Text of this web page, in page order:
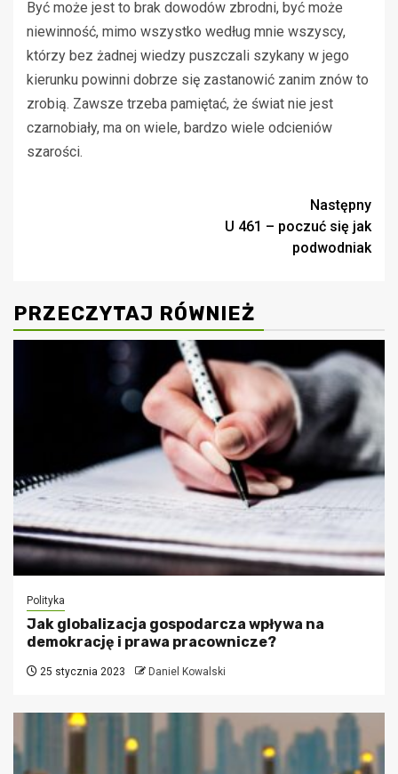
Być może jest to brak dowodów zbrodni, być może
niewinność, mimo wszystko według mnie wszyscy,
którzy bez żadnej wiedzy puszczali szykany w jego
kierunku powinni dobrze się zastanowić zanim znów to
zrobią. Zawsze trzeba pamiętać, że świat nie jest
czarnobiały, ma on wiele, bardzo wiele odcieniów
szarości.
Następny
U 461 – poczuć się jak
podwodniak
PRZECZYTAJ RÓWNIEŻ
Polityka
Jak globalizacja gospodarcza wpływa na
demokrację i prawa pracownicze?
25 stycznia 2023 Daniel Kowalski